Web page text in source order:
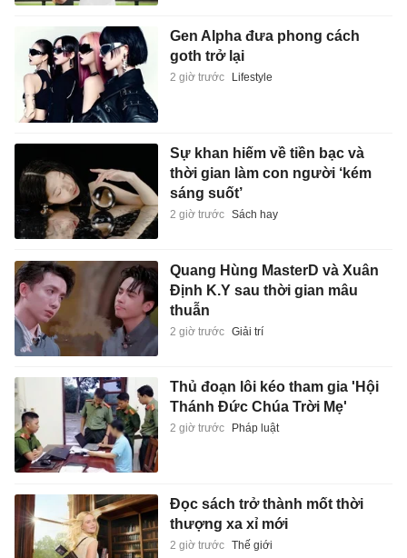
Gen Alpha đưa phong cách
goth trở lại
2 giờ trước Lifestyle
Sự khan hiếm về tiền bạc và
thời gian làm con người ‘kém
sáng suốt’
2 giờ trước Sách hay
Quang Hùng MasterD và Xuân
Định K.Y sau thời gian mâu
thuẫn
2 giờ trước Giải trí
Thủ đoạn lôi kéo tham gia 'Hội
Thánh Đức Chúa Trời Mẹ'
2 giờ trước Pháp luật
Đọc sách trở thành mốt thời
thượng xa xỉ mới
2 giờ trước Thế giới